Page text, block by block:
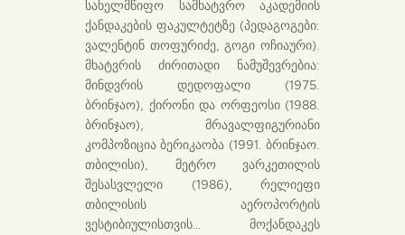
სახელმწიფო სამხატვრო აკადემიის
ქანდაკების ფაკულტეტზე (პედაგოგები:
ვალენტინ თოფურიძე, გოგი ოჩიაური).
მხატვრის ძირითადი ნამუშევრებია:
მინდვრის დედოფალი (1975.
ბრინჯაო), ქირონი და ორფეოსი (1988.
ბრინჯაო), მრავალფიგურიანი
კომპოზიცია ბერიკაობა (1991. ბრინჯაო.
თბილისი), მეტრო ვარკეთილის
შესასვლელი (1986), რელიეფი
თბილისის აეროპორტის
ვესტიბიულისთვის… მოქანდაკეს